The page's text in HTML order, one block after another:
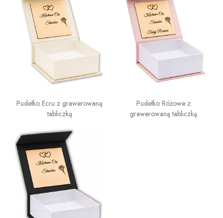
Pudełko Ecru z grawerowaną
tabliczką
Pudełko Różowe z
grawerowaną tabliczką